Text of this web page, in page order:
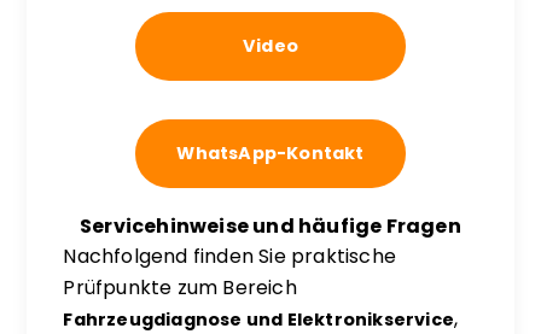
Video
WhatsApp-Kontakt
Servicehinweise und häufige Fragen
Nachfolgend finden Sie praktische
Prüfpunkte zum Bereich
Fahrzeugdiagnose und Elektronikservice,